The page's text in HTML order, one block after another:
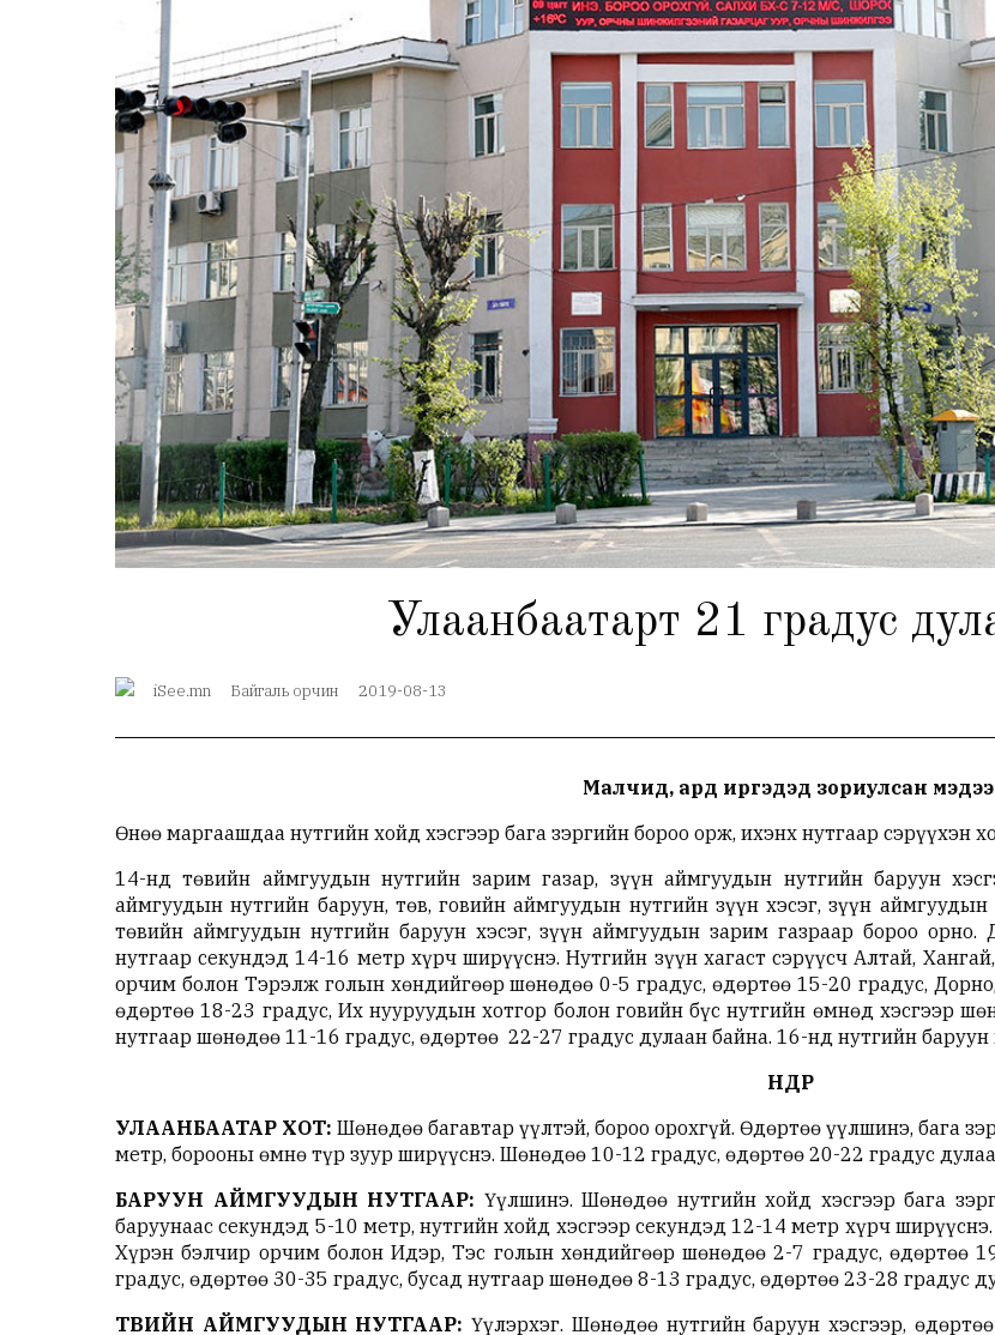
Улаанбаатарт 21 градус
iSee.mn Байгаль орчин 2019-08-13
Малчид, ард иргэдэд зориулсан
Өнөө маргаашдаа нутгийн хойд хэсгээр бага зэргийн бороо орж, ихэнх нутгаар сэрүүхэн
14-нд төвийн аймгуудын нутгийн зарим газар, зүүн аймгуудын нутгийн баруун
аймгуудын нутгийн баруун, төв, говийн аймгуудын нутгийн зүүн хэсэг, зүүн
төвийн аймгуудын нутгийн баруун хэсэг, зүүн аймгуудын зарим газраар бороо
нутгаар секундэд 14-16 метр хүрч ширүүснэ. Нутгийн зүүн хагаст сэрүүсч Алтай,
орчим болон Тэрэлж голын хөндийгөөр шөнөдөө 0-5 градус, өдөртөө 15-20 градус,
өдөртөө 18-23 градус, Их нууруудын хотгор болон говийн бүс нутгийн өмнөд хэсгээр
нутгаар шөнөдөө 11-16 градус, өдөртөө 22-27 градус дулаан байна. 16-нд нутгийн
ӨНӨӨДӨР
УЛААНБААТАР ХОТ: Шөнөдөө багавтар үүлтэй, бороо орохгүй. Өдөртөө үүлшинэ, бага
метр, борооны өмнө түр зуур ширүүснэ. Шөнөдөө 10-12 градус, өдөртөө 20-22 градус
БАРУУН АЙМГУУДЫН НУТГААР: Үүлшинэ. Шөнөдөө нутгийн хойд хэсгээр бага
баруунаас секундэд 5-10 метр, нутгийн хойд хэсгээр секундэд 12-14 метр хүрч
Хүрэн бэлчир орчим болон Идэр, Тэс голын хөндийгөөр шөнөдөө 2-7 градус, өдөртөө
градус, өдөртөө 30-35 градус, бусад нутгаар шөнөдөө 8-13 градус, өдөртөө 23-28 градус
ТӨВИЙН АЙМГУУДЫН НУТГААР: Үүлэрхэг. Шөнөдөө нутгийн баруун хэсгээр,